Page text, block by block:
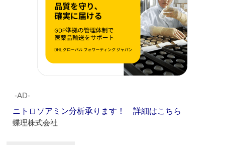
‐AD‐
ニトロソアミン分析承ります！ 詳細はこちら
蝶理株式会社